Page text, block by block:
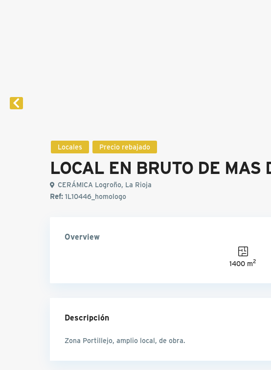
Locales Precio rebajado
LOCAL EN BRUTO DE MAS
CERÁMICA Logroño, La Rioja
Ref:1L10446_homologo
Overview
1400 m2
Descripción
Zona Portillejo, amplio local, de obra.